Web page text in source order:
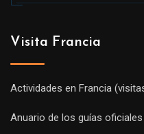
Visita Francia
Actividades en Francia
Anuario de los guías